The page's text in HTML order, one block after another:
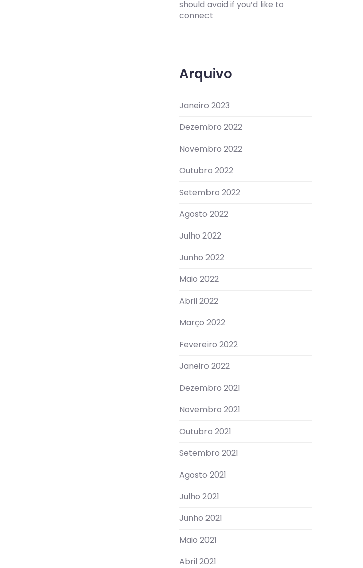
should avoid if you’d like to
connect
Arquivo
Janeiro 2023
Dezembro 2022
Novembro 2022
Outubro 2022
Setembro 2022
Agosto 2022
Julho 2022
Junho 2022
Maio 2022
Abril 2022
Março 2022
Fevereiro 2022
Janeiro 2022
Dezembro 2021
Novembro 2021
Outubro 2021
Setembro 2021
Agosto 2021
Julho 2021
Junho 2021
Maio 2021
Abril 2021